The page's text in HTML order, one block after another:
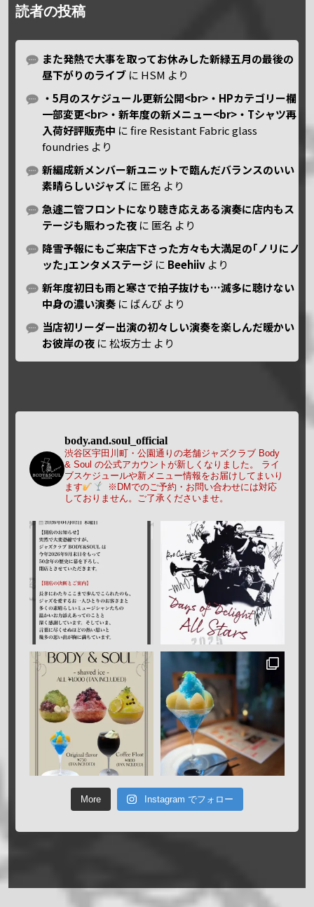
読者の投稿
また発熱で大事を取ってお休みした新緑五月の最後の
昼下がりのライブ に HSM より
・5月のスケジュール更新公開<br>・HPカテゴリー欄
一部変更<br>・新年度の新メニュー<br>・Tシャツ再
入荷好評販売中 にfire Resistant Fabric glass
foundries より
新編成新メンバー新ユニットで臨んだバランスのいい
素晴らしいジャズ に 匿名 より
急遽二管フロントになり聴き応えある演奏に店内もス
テージも賑わった夜 に 匿名 より
降雪予報にもご来店下さった方々も大満足の｢ノリにノ
ッた｣エンタメステージ に Beehiiv より
新年度初日も雨と寒さで拍子抜けも…滅多に聴けない
中身の濃い演奏 に ばんび より
当店初リーダー出演の初々しい演奏を楽しんだ暖かい
お彼岸の夜 に松坂方士 より
body.and.soul_official
渋谷区宇田川町・公園通りの老舗ジャズクラブ Body
& Soul の公式アカウントが新しくなりました。
ライ
ブスケジュールや新メニュー情報をお届けしてまいり
ます
※DMでのご予約・お問い合わせには対応
しておりません。ご了承くださいませ。
More Instagram でフォロー